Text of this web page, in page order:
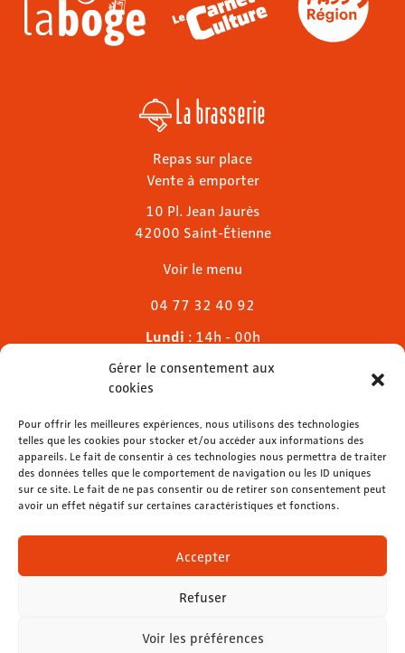
Gérer le consentement aux
cookies
Pour offrir les meilleures expériences, nous utilisons des technologies
telles que les cookies pour stocker et/ou accéder aux informations des
appareils. Le fait de consentir à ces technologies nous permettra de traiter
des données telles que le comportement de navigation ou les ID uniques
sur ce site. Le fait de ne pas consentir ou de retirer son consentement peut
avoir un effet négatif sur certaines caractéristiques et fonctions.
Accepter
Refuser
Voir les préférences
La brasserie
Repas sur place
Vente à emporter
10 Pl. Jean Jaurès
42000 Saint-Étienne
Voir le menu
04 77 32 40 92
Lundi : 14h - 00h
Mardi & mercredi
Jeudi
Dimanche: 11h - 00h
04 77 32 32 01